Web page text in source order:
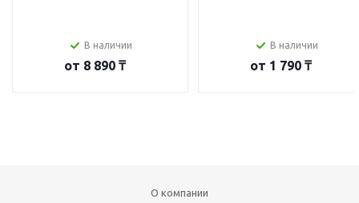
В наличии
от 8 890 ₸
В наличии
от 1 790 ₸
О компании